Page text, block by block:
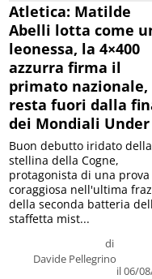
Atletica: Matilde
Abelli lotta come
leonessa, la 4×400
azzurra firma il
primato nazionale,
resta fuori dalla
dei Mondiali Under
di
Davide Pellegrino
il 06/
Buon debutto iridato della
stellina della Cogne,
protagonista di una prova
coraggiosa nell'ultima
della seconda batteria
staffetta mist...